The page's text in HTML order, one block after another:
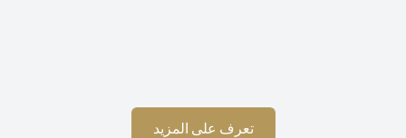
تعرف على المزيد(opens in a new tab)